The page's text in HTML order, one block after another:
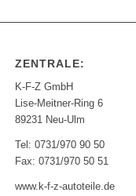
ZENTRALE:
K-F-Z GmbH
Lise-Meitner-Ring 6
89231 Neu-Ulm
Tel: 0731/970 90 50
Fax: 0731/970 50 51
www.k-f-z-autoteile.de